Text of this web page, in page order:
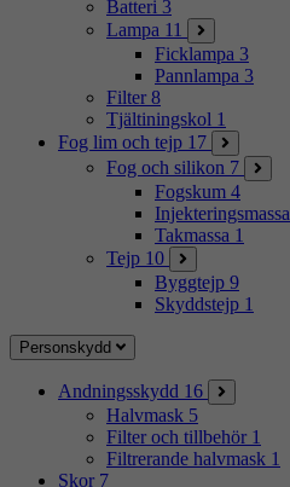
Batteri 3
Lampa 11
Ficklampa 3
Pannlampa 3
Filter 8
Tjältiningskol 1
Fog lim och tejp 17
Fog och silikon 7
Fogskum 4
Injekteringsmassa
Takmassa 1
Tejp 10
Byggtejp 9
Skyddstejp 1
Personskydd
Andningsskydd 16
Halvmask 5
Filter och tillbehör 1
Filtrerande halvmask 1
Skor 7